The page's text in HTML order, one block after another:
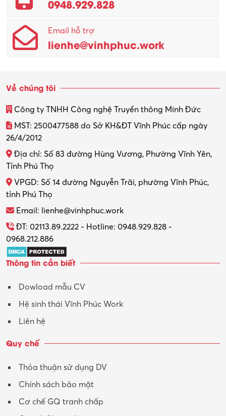
Quản lý chất lượng – QC
Quản lý sản xuất
Quản trị kinh doanh
Thiết kế nội thất
Thợ máy – Ô tô – Xe máy
Thực tập
Tổ chức sự kiện – Quà tặng
Trợ lý
Tư vấn
Tư vấn – Kiến trúc
Y tế-Dược
0948.929.828
Email hỗ trợ
lienhe@vinhphuc.work
Về chúng tôi
Công ty TNHH Công nghệ Truyền thông Minh Đức
MST: 2500477588 do Sở KH&ĐT Vĩnh Phúc cấp ngày
26/4/2012
Địa chỉ: Số 83 đường Hùng Vương, Phường Vĩnh Yên,
Tỉnh Phú Thọ
VPGD: Số 14 đường Nguyễn Trãi, phường Vĩnh Phúc,
tỉnh Phú Thọ
Email: lienhe@vinhphuc.work
ĐT: 02113.89.2222 - Hotline: 0948.929.828 -
0968.212.886
Thông tin cần biết
Dowload mẫu CV
Hệ sinh thái Vĩnh Phúc Work
Liên hệ
Quy chế
Thỏa thuận sử dụng DV
Chính sách bảo mật
Cơ chế GQ tranh chấp